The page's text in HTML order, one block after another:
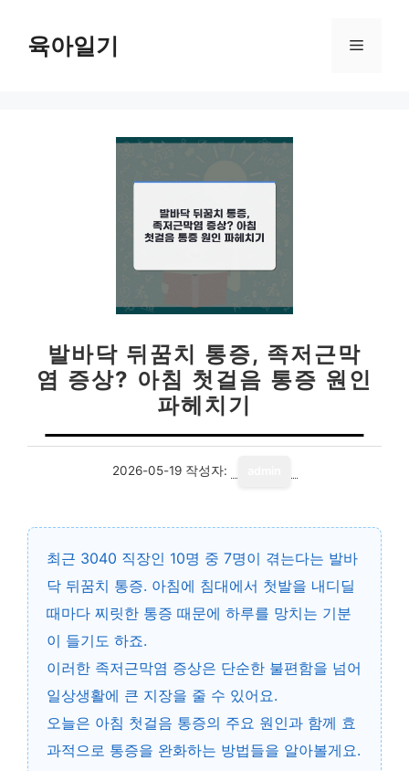
육아일기 메
발바닥 뒤꿈치 통증, 족저근막
염 증상? 아침 첫걸음 통증 원인
파헤치기
2026-05-19 작성자:
최근 3040 직장인 10명 중 7명이 겪는다는 발바
닥 뒤꿈치 통증. 아침에 침대에서 첫발을 내디딜
때마다 찌릿한 통증 때문에 하루를 망치는 기분
이 들기도 하죠.
이러한 족저근막염 증상은 단순한 불편함을 넘어
일상생활에 큰 지장을 줄 수 있어요.
오늘은 아침 첫걸음 통증의 주요 원인과 함께 효
과적으로 통증을 완화하는 방법들을 알아볼게요.